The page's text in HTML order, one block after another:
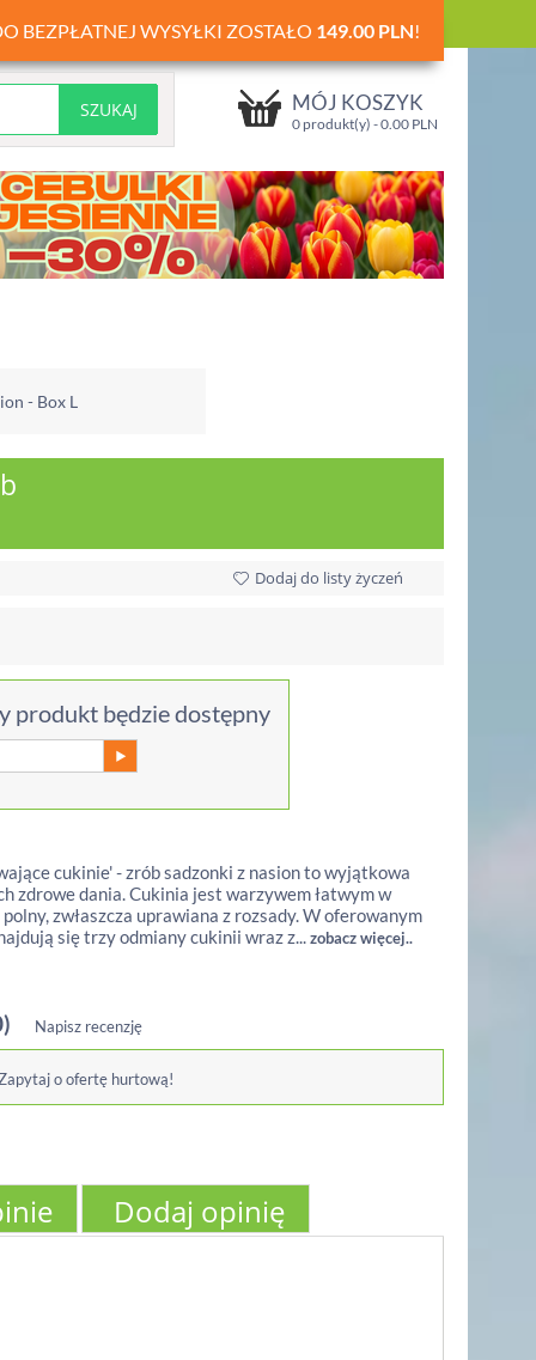
BEZPŁATNEJ WYSYŁKI ZOSTAŁO 149.00 PLN!
MÓJ KOSZYK
0 produkt(y) -0.00 PLN
- Box L
Dodaj do listy życzeń
produkt będzie dostępny
cukinie' - zrób sadzonki z nasion to wyjątkowa
zdrowe dania. Cukinia jest warzywem łatwym w
zwłaszcza uprawiana z rozsady. W oferowanym
się trzy odmiany cukinii wraz z...zobacz więcej..
Napisz recenzję
o ofertę hurtową!
Dodaj opinię